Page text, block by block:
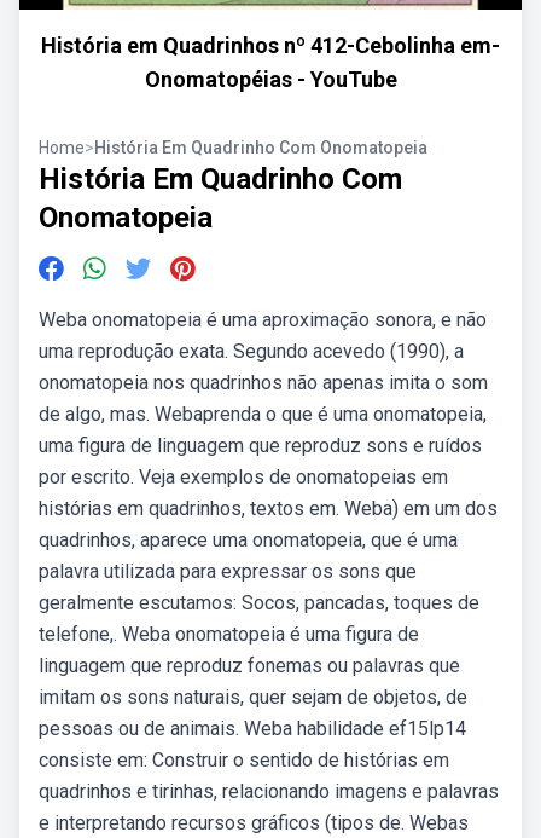
História em Quadrinhos nº 412-Cebolinha em-
Onomatopéias - YouTube
Home>História Em Quadrinho Com Onomatopeia
História Em Quadrinho Com
Onomatopeia
Weba onomatopeia é uma aproximação sonora, e não
uma reprodução exata. Segundo acevedo (1990), a
onomatopeia nos quadrinhos não apenas imita o som
de algo, mas. Webaprenda o que é uma onomatopeia,
uma figura de linguagem que reproduz sons e ruídos
por escrito. Veja exemplos de onomatopeias em
histórias em quadrinhos, textos em. Weba) em um dos
quadrinhos, aparece uma onomatopeia, que é uma
palavra utilizada para expressar os sons que
geralmente escutamos: Socos, pancadas, toques de
telefone,. Weba onomatopeia é uma figura de
linguagem que reproduz fonemas ou palavras que
imitam os sons naturais, quer sejam de objetos, de
pessoas ou de animais. Weba habilidade ef15lp14
consiste em: Construir o sentido de histórias em
quadrinhos e tirinhas, relacionando imagens e palavras
e interpretando recursos gráficos (tipos de. Webas